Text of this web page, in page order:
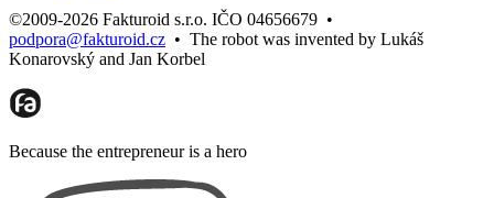
©2009-2026 Fakturoid s.r.o. IČO 04656679 •
podpora@fakturoid.cz • The robot was invented by Lukáš
Konarovský and Jan Korbel
Because the entrepreneur is a hero